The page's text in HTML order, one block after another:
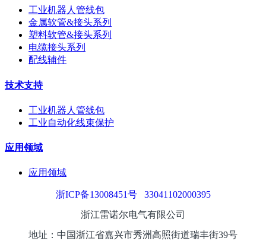
工业机器人管线包
金属软管&接头系列
塑料软管&接头系列
电缆接头系列
配线辅件
技术支持
工业机器人管线包
工业自动化线束保护
应用领域
应用领域
浙ICP备13008451号
33041102000395
浙江雷诺尔电气有限公司
地址：中国浙江省嘉兴市秀洲高照街道瑞丰街39号